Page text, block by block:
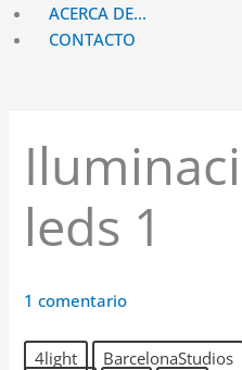
ACERCA DE…
CONTACTO
leds 1
1 comentario
4light BarcelonaStudios